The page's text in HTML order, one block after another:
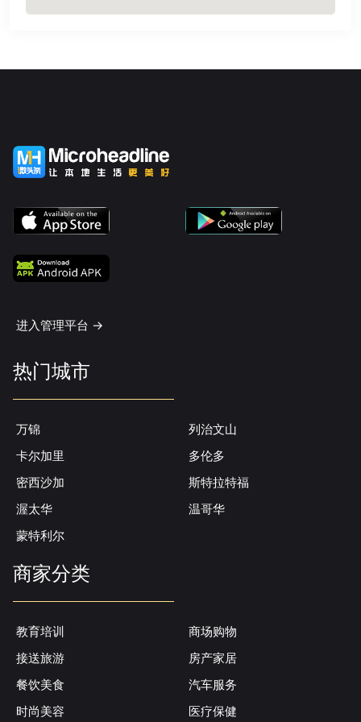
进入管理平台 ->
热门城市
万锦
列治文山
卡尔加里
多伦多
密西沙加
斯特拉特福
渥太华
温哥华
蒙特利尔
商家分类
教育培训
商场购物
接送旅游
房产家居
餐饮美食
汽车服务
时尚美容
医疗保健